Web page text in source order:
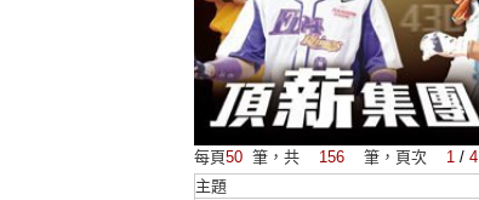
每頁50 筆，共 156 筆，頁次 1 / 4
主題